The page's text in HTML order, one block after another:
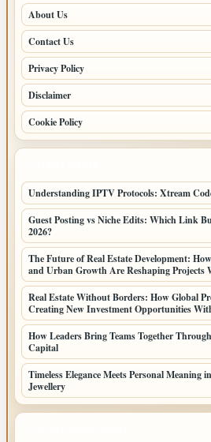
About Us
Contact Us
Privacy Policy
Disclaimer
Cookie Policy
Understanding IPTV Protocols: Xtream
Guest Posting vs Niche Edits: Which Link
2026?
The Future of Real Estate Development:
and Urban Growth Are Reshaping Projects
Real Estate Without Borders: How Global
Creating New Investment Opportunities
How Leaders Bring Teams Together
Capital
Timeless Elegance Meets Personal
Jewellery